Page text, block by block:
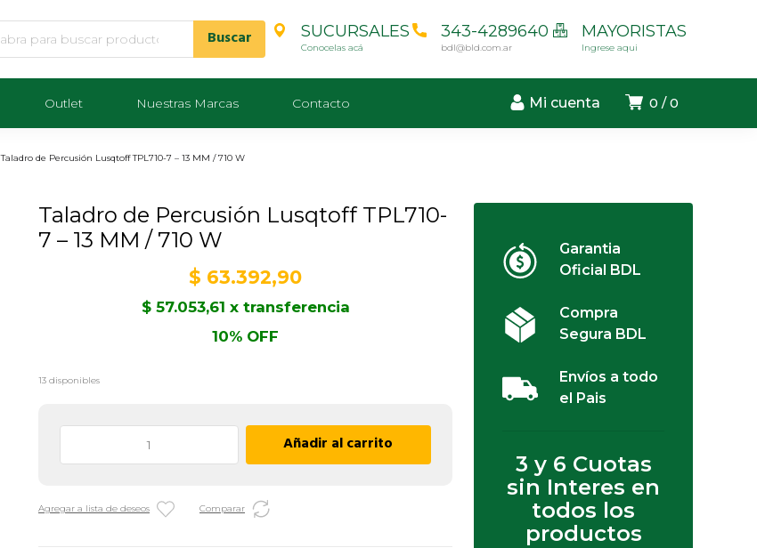
SUCURSALES
Conocelas acá
343-4289640
bdl@bld.com.ar
MAYORISTAS
Ingrese aqui
0 0
Mi cuenta
Outlet Nuestras Marcas Contacto
Taladro de Percusión Lusqtoff TPL710-7 – 13 MM / 710 W
Taladro de Percusión Lusqtoff TPL710-
7 – 13 MM / 710 W
$ 63.392,90
$57.053,61 x transferencia
10% OFF
13 disponibles
TPL710-
Añadir al carrito
Agregar a lista de deseos Comparar
Garantia
Oficial BDL
Compra
Segura BDL
Envíos a todo
el Pais
3 y 6 Cuotas
sin Interes en
todos los
productos